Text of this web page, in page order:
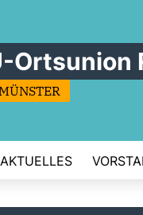
Ortsunion
AKTUELLES